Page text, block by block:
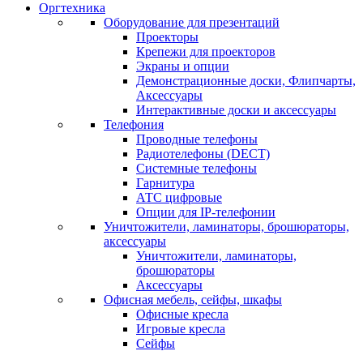
Оргтехника
Оборудование для презентаций
Проекторы
Крепежи для проекторов
Экраны и опции
Демонстрационные доски, Флипчарты,
Аксессуары
Интерактивные доски и аксессуары
Телефония
Проводные телефоны
Радиотелефоны (DECT)
Системные телефоны
Гарнитура
АТС цифровые
Опции для IP-телефонии
Уничтожители, ламинаторы, брошюраторы,
аксессуары
Уничтожители, ламинаторы,
брошюраторы
Аксессуары
Офисная мебель, сейфы, шкафы
Офисные кресла
Игровые кресла
Сейфы